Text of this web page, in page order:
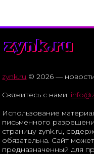
zynk.ru
zynk.ru © 2026 —
Свяжитесь с нами:
Использование
письменного
страницу zynk.ru,
обязательна. Сайт
предназначенный для